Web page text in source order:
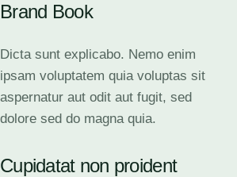
Brand Book
Dicta sunt explicabo. Nemo enim
ipsam voluptatem quia voluptas sit
aspernatur aut odit aut fugit, sed
dolore sed do magna quia.
Cupidatat non proident